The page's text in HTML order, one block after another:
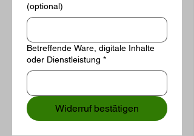
(optional)
Betreffende Ware, digitale Inhalte
oder Dienstleistung *
Widerruf bestätigen